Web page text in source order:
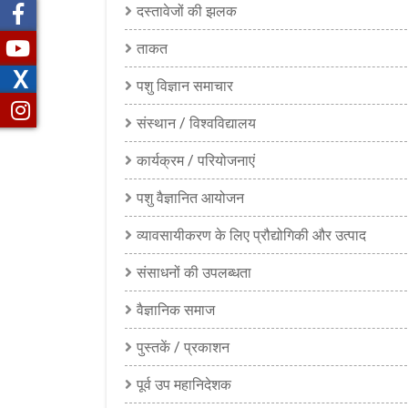
दस्तावेजों की झलक
ताकत
पशु विज्ञान समाचार
संस्थान / विश्वविद्यालय
कार्यक्रम / परियोजनाएं
पशु वैज्ञानित आयोजन
व्यावसायीकरण के लिए प्रौद्योगिकी और उत्पाद
संसाधनों की उपलब्धता
वैज्ञानिक समाज
पुस्तकें / प्रकाशन
पूर्व उप महानिदेशक
X